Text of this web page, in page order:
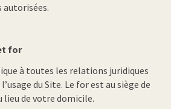
autorisées.
for
à toutes les relations juridiques
du Site. Le for est au siège de
lieu de votre domicile.